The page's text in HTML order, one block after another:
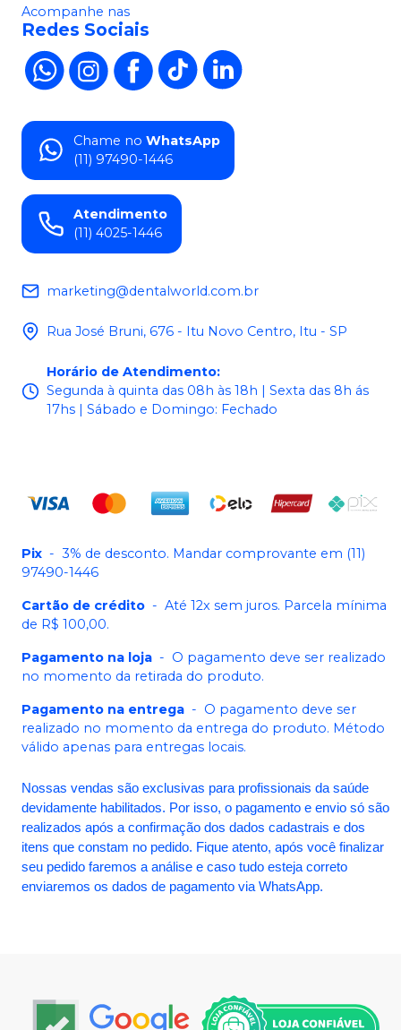
Acompanhe nas
Redes Sociais
Chame no WhatsApp
(11) 97490-1446
Atendimento
(11) 4025-1446
marketing@dentalworld.com.br
Rua José Bruni, 676 - Itu Novo Centro, Itu - SP
Horário de Atendimento:
Segunda à quinta das 08h às 18h | Sexta das 8h ás
17hs | Sábado e Domingo: Fechado
Pix - 3% de desconto. Mandar comprovante em (11)
97490-1446
Cartão de crédito - Até 12x sem juros. Parcela mínima
de R$ 100,00.
Pagamento na loja - O pagamento deve ser realizado
no momento da retirada do produto.
Pagamento na entrega - O pagamento deve ser
realizado no momento da entrega do produto. Método
válido apenas para entregas locais.
Nossas vendas são exclusivas para profissionais da saúde
devidamente habilitados. Por isso, o pagamento e envio só são
realizados após a confirmação dos dados cadastrais e dos
itens que constam no pedido. Fique atento, após você finalizar
seu pedido faremos a análise e caso tudo esteja correto
enviaremos os dados de pagamento via WhatsApp.